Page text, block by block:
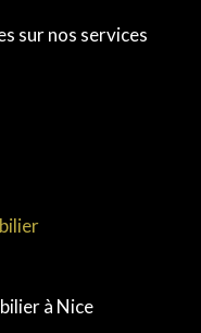
sur nos services
à Nice